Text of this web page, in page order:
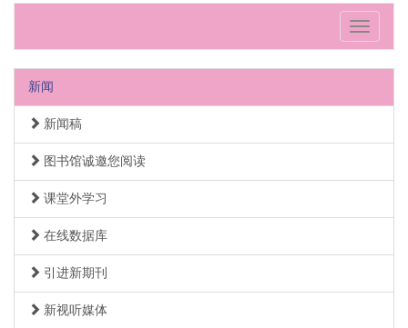
Toggle
新闻
新闻稿
图书馆诚邀您阅读
课堂外学习
在线数据库
引进新期刊
新视听媒体